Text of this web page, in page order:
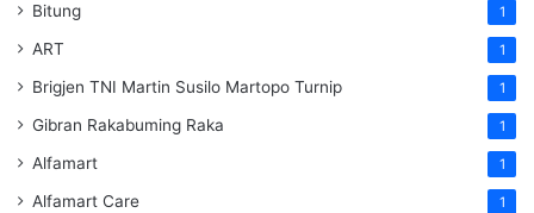
Bitung 1
ART 1
Brigjen TNI Martin Susilo Martopo Turnip 1
Gibran Rakabuming Raka 1
Alfamart 1
Alfamart Care 1